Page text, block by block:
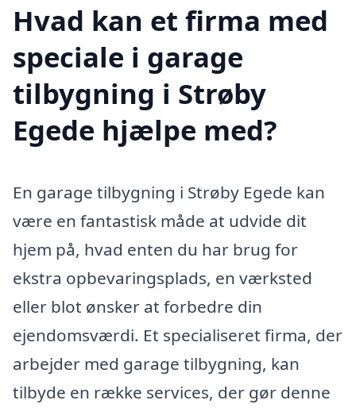
Hvad kan et firma med
speciale i garage
tilbygning i Strøby
Egede hjælpe med?
En garage tilbygning i Strøby Egede kan
være en fantastisk måde at udvide dit
hjem på, hvad enten du har brug for
ekstra opbevaringsplads, en værksted
eller blot ønsker at forbedre din
ejendomsværdi. Et specialiseret firma, der
arbejder med garage tilbygning, kan
tilbyde en række services, der gør denne